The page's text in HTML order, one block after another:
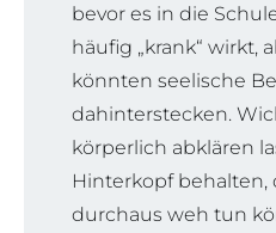
bevor es in die
häufig „krank“ wirkt,
könnten seelische
dahinterstecken.
körperlich abklären
Hinterkopf behalten,
durchaus weh tun